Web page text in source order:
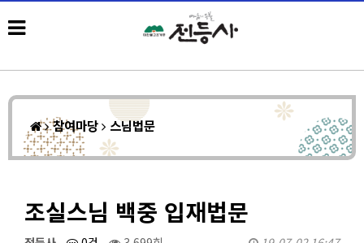
참여마당 스님법문
조실스님 백중 입재법문